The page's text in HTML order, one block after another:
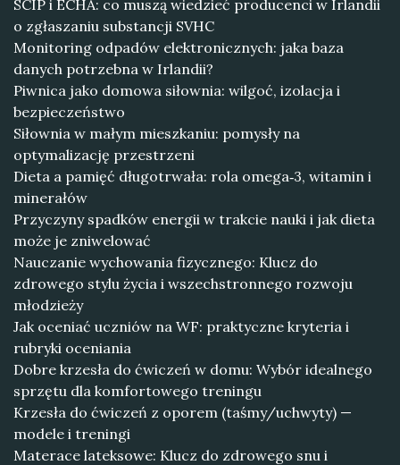
SCIP i ECHA: co muszą wiedzieć producenci w Irlandii
o zgłaszaniu substancji SVHC
Monitoring odpadów elektronicznych: jaka baza
danych potrzebna w Irlandii?
Piwnica jako domowa siłownia: wilgoć, izolacja i
bezpieczeństwo
Siłownia w małym mieszkaniu: pomysły na
optymalizację przestrzeni
Dieta a pamięć długotrwała: rola omega‑3, witamin i
minerałów
Przyczyny spadków energii w trakcie nauki i jak dieta
może je zniwelować
Nauczanie wychowania fizycznego: Klucz do
zdrowego stylu życia i wszechstronnego rozwoju
młodzieży
Jak oceniać uczniów na WF: praktyczne kryteria i
rubryki oceniania
Dobre krzesła do ćwiczeń w domu: Wybór idealnego
sprzętu dla komfortowego treningu
Krzesła do ćwiczeń z oporem (taśmy/uchwyty) —
modele i treningi
Materace lateksowe: Klucz do zdrowego snu i